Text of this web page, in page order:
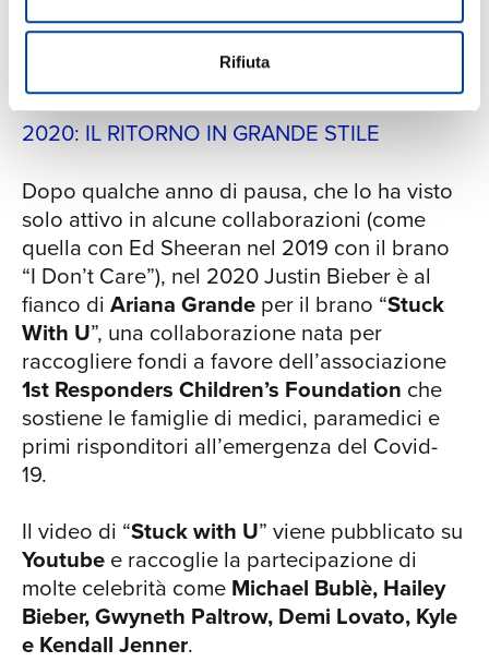
Rifiuta
privata.
2020: IL RITORNO IN GRANDE STILE
Dopo qualche anno di pausa, che lo ha visto
solo attivo in alcune collaborazioni (come
quella con Ed Sheeran nel 2019 con il brano
“I Don’t Care”), nel 2020 Justin Bieber è al
fianco di Ariana Grande per il brano “Stuck
With U”, una collaborazione nata per
raccogliere fondi a favore dell’associazione
1st Responders Children’s Foundation che
sostiene le famiglie di medici, paramedici e
primi risponditori all’emergenza del Covid-
19.
Il video di “Stuck with U” viene pubblicato su
Youtube e raccoglie la partecipazione di
molte celebrità come Michael Bublè, Hailey
Bieber, Gwyneth Paltrow, Demi Lovato, Kyle
e Kendall Jenner.